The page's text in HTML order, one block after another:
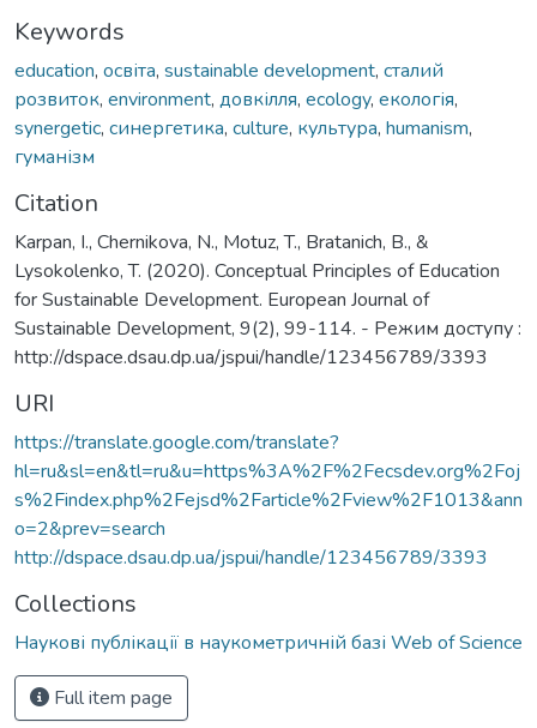
Keywords
education, освіта, sustainable development, сталий
розвиток, environment, довкілля, ecology, екологія,
synergetic, синергетика, culture, культура, humanism,
гуманізм
Citation
Karpan, I., Chernikova, N., Motuz, T., Bratanich, B., &
Lysokolenko, T. (2020). Conceptual Principles of Education
for Sustainable Development. European Journal of
Sustainable Development, 9(2), 99-114. - Режим доступу :
http://dspace.dsau.dp.ua/jspui/handle/123456789/3393
URI
https://translate.google.com/translate?
hl=ru&sl=en&tl=ru&u=https%3A%2F%2Fecsdev.org%2Foj
s%2Findex.php%2Fejsd%2Farticle%2Fview%2F1013&ann
o=2&prev=search
http://dspace.dsau.dp.ua/jspui/handle/123456789/3393
Collections
Наукові публікації в наукометричній базі Web of Science
Full item page